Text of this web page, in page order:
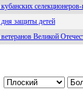
защиты детей
Великой